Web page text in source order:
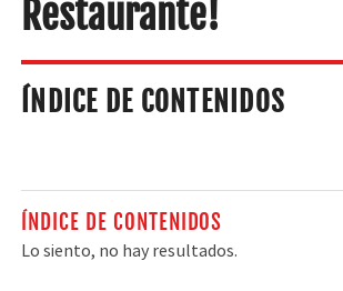
Restaurante!
ÍNDICE DE CONTENIDOS
ÍNDICE DE CONTENIDOS
Lo siento, no hay resultados.